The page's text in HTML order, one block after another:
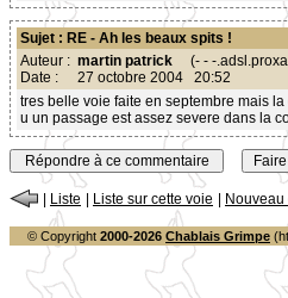
Sujet : RE - Ah les beaux spits !
Auteur : martin patrick (- - -
Date :
27 octobre 2004 20:52
tres belle voie faite en septembre mais
u un passage est assez severe dans la
Liste Liste sur cette voie
© Copyright 2000-2026 Chablais Grimpe